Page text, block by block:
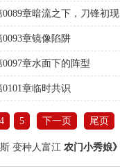
0089章暗流之下，刀锋初现
0093章镜像陷阱
0097章水面下的阵型
0101章临时共识
4 5 下一页 尾页
变种人富江 农门小秀娘》